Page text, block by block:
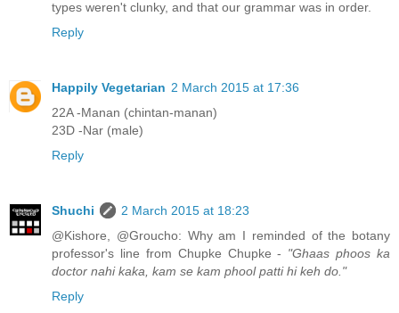
types weren't clunky, and that our grammar was in order.
Reply
Happily Vegetarian 2 March 2015 at 17:36
22A -Manan (chintan-manan)
23D -Nar (male)
Reply
Shuchi
2 March 2015 at 18:23
@Kishore, @Groucho: Why am I reminded of the botany
professor's line from Chupke Chupke - "Ghaas phoos ka
doctor nahi kaka, kam se kam phool patti hi keh do."
Reply